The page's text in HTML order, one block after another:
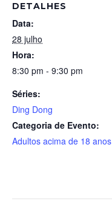
DETALHES
Data:
28 julho
Hora:
8:30 pm - 9:30 pm
Séries:
Ding Dong
Categoria de Evento:
Adultos acima de 18 anos